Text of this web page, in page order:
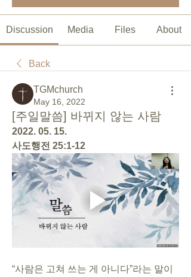
Discussion Media Files About
Back
TGMchurch
May 16, 2022
[주일말씀] 바뀌지 않는 사람
2022. 05. 15.
사도행전 25:1-12
“사람은 고쳐 쓰는 게 아니다”라는 말이